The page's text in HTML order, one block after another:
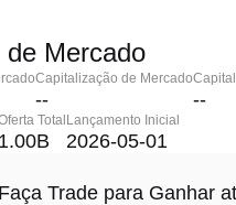
Mercado
Capitalização de Mercado
-- --
Total
1.00B
Lançamento Inicial
2026-05-01
Trade para Ganhar